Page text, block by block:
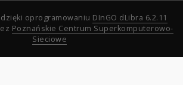
oprogramowaniu DInGO dLibra 6.2.11
Poznańskie Centrum Superkomputerowo-
Sieciowe